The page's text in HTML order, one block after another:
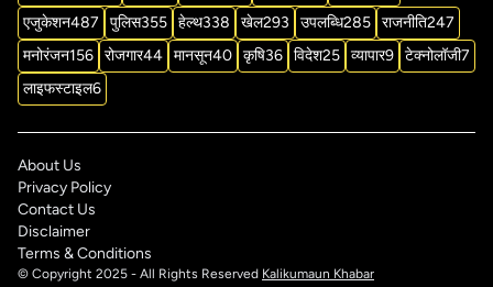
एजुकेशन487 पुलिस355 हेल्थ338 खेल293 उपलब्धि285 राजनीति247
मनोरंजन156 रोजगार44 मानसून40 कृषि36 विदेश25 व्यापार9 टेक्नोलॉजी7
लाइफस्टाइल6
About Us
Privacy Policy
Contact Us
Disclaimer
Terms & Conditions
© Copyright 2025 - All Rights Reserved Kalikumaun Khabar